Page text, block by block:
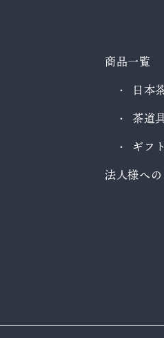
商品一覧
日本
茶道
ギフ
法人様へ